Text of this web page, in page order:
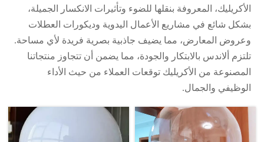
الأكريليك، المعروفة بنقلها للضوء وتأثيرات الانكسار الجميلة،
بشكل شائع في مشاريع الأعمال اليدوية وديكورات العطلات
وعروض المعارض، مما يضيف جاذبية بصرية فريدة لأي مساحة.
تلتزم ألاندس بالابتكار والجودة، مما يضمن أن تتجاوز منتجاتنا
المصنوعة من الأكريليك توقعات العملاء من حيث الأداء
الوظيفي والجمال.